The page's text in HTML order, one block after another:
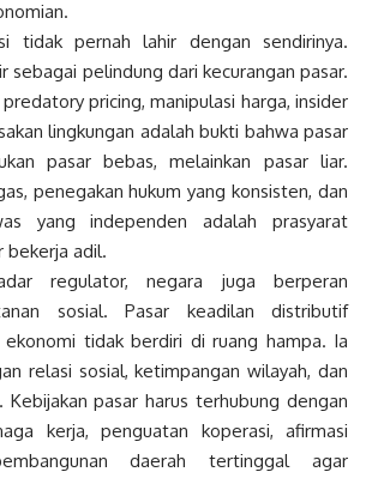
tidak pernah lahir dengan sendirinya.
sebagai pelindung dari kecurangan pasar.
pricing, manipulasi harga, insider
lingkungan adalah bukti bahwa pasar
pasar bebas, melainkan pasar liar.
penegakan hukum yang konsisten, dan
yang independen adalah prasyarat
bekerja adil.
regulator, negara juga berperan
sosial. Pasar keadilan distributif
ekonomi tidak berdiri di ruang hampa. Ia
relasi sosial, ketimpangan wilayah, dan
Kebijakan pasar harus terhubung dengan
kerja, penguatan koperasi, afirmasi
daerah tertinggal agar